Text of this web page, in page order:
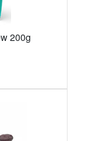
200g